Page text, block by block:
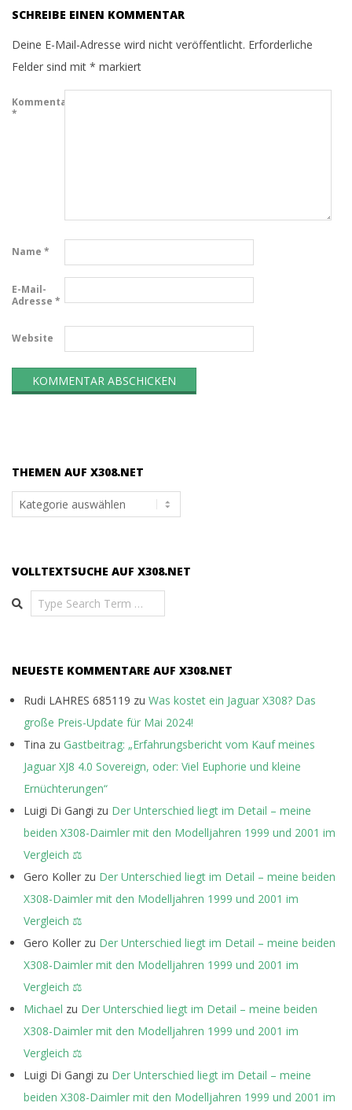
SCHREIBE EINEN KOMMENTAR
Deine E-Mail-Adresse wird nicht veröffentlicht. Erforderliche
Felder sind mit * markiert
Kommentar
*
Name *
E-Mail-
Adresse *
Website
THEMEN AUF X308.NET
Themen
auf
VOLLTEXTSUCHE AUF X308.NET
Search
NEUESTE KOMMENTARE AUF X308.NET
Rudi LAHRES 685119 zu Was kostet ein Jaguar X308? Das
große Preis-Update für Mai 2024!
Tina zu Gastbeitrag: „Erfahrungsbericht vom Kauf meines
Jaguar XJ8 4.0 Sovereign, oder: Viel Euphorie und kleine
Ernüchterungen“
Luigi Di Gangi zu Der Unterschied liegt im Detail – meine
beiden X308-Daimler mit den Modelljahren 1999 und 2001 im
Vergleich ⚖️
Gero Koller zu Der Unterschied liegt im Detail – meine beiden
X308-Daimler mit den Modelljahren 1999 und 2001 im
Vergleich ⚖️
Gero Koller zu Der Unterschied liegt im Detail – meine beiden
X308-Daimler mit den Modelljahren 1999 und 2001 im
Vergleich ⚖️
Michael zu Der Unterschied liegt im Detail – meine beiden
X308-Daimler mit den Modelljahren 1999 und 2001 im
Vergleich ⚖️
Luigi Di Gangi zu Der Unterschied liegt im Detail – meine
beiden X308-Daimler mit den Modelljahren 1999 und 2001 im